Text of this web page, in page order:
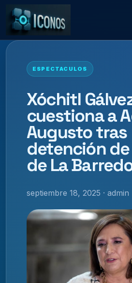
ESPECTACULOS
Xóchitl
cuestiona a
Augusto tras
detención
de La
septiembre 18, 2025 · admin